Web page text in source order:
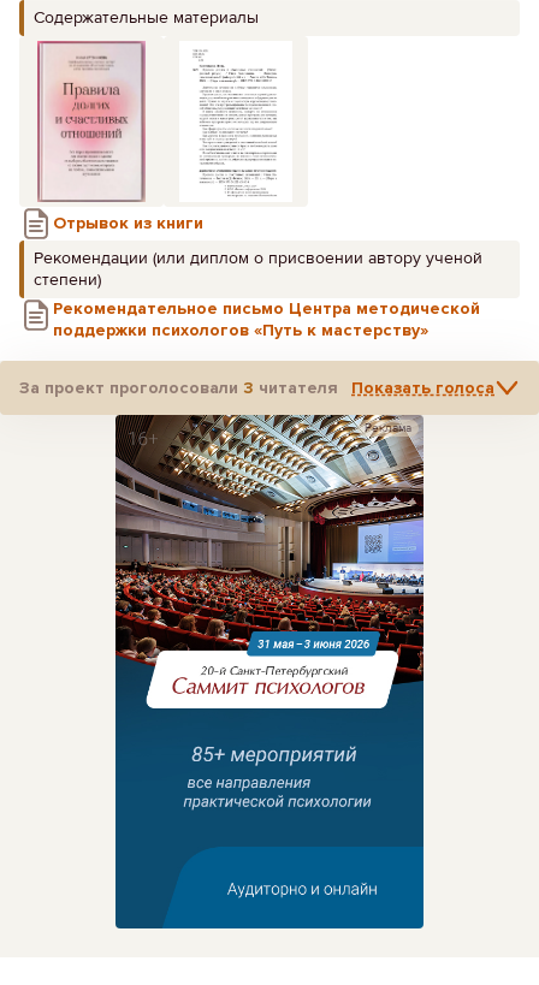
Содержательные материалы
Отрывок из книги
Рекомендации (или диплом о присвоении автору ученой
степени)
Рекомендательное письмо Центра методической
поддержки психологов «Путь к мастерству»
За проект проголосовали 3 читателя Показать голоса
Реклама